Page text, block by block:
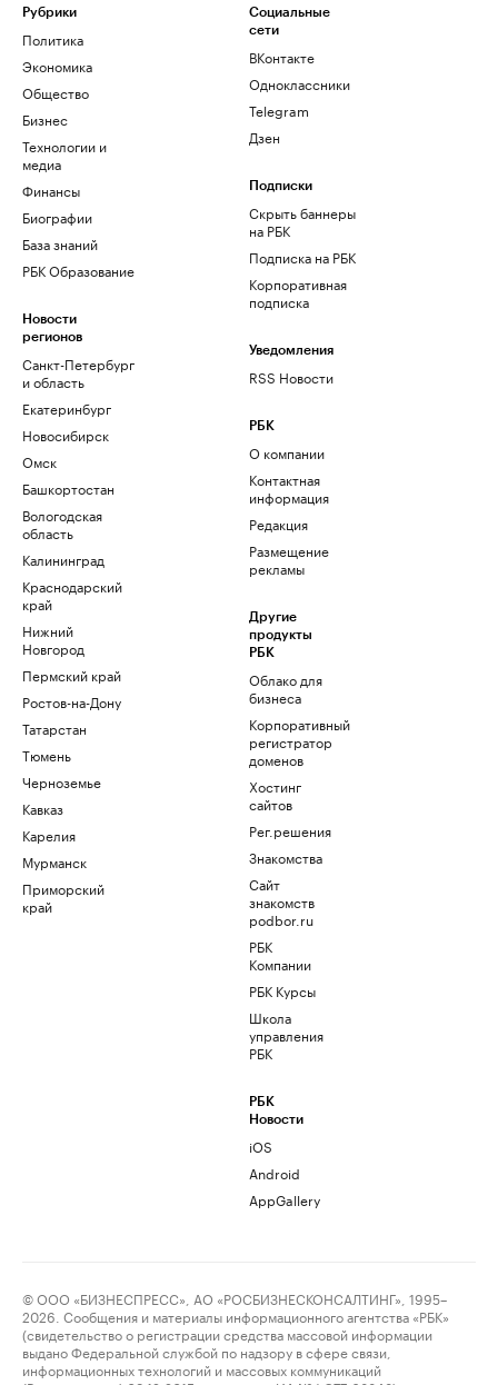
Рубрики
Политика
Экономика
Общество
Бизнес
Технологии и
медиа
Финансы
Биографии
База знаний
РБК Образование
Новости
регионов
Санкт-Петербург
и область
Екатеринбург
Новосибирск
Омск
Башкортостан
Вологодская
область
Калининград
Краснодарский
край
Нижний
Новгород
Пермский край
Ростов-на-Дону
Татарстан
Тюмень
Черноземье
Кавказ
Карелия
Мурманск
Приморский
край
Социальные
сети
ВКонтакте
Одноклассники
Telegram
Дзен
Подписки
Скрыть баннеры
на РБК
Подписка на РБК
Корпоративная
подписка
Уведомления
RSS Новости
РБК
О компании
Контактная
информация
Редакция
Размещение
рекламы
Другие
продукты
РБК
Облако для
бизнеса
Корпоративный
регистратор
доменов
Хостинг
сайтов
Рег.решения
Знакомства
Сайт
знакомств
podbor.ru
РБК
Компании
РБК Курсы
Школа
управления
РБК
РБК
Новости
iOS
Android
AppGallery
© ООО «БИЗНЕСПРЕСС», АО «РОСБИЗНЕСКОНСАЛТИНГ», 1995–
2026. Сообщения и материалы информационного агентства «РБК»
(свидетельство о регистрации средства массовой информации
выдано Федеральной службой по надзору в сфере связи,
информационных технологий и массовых коммуникаций